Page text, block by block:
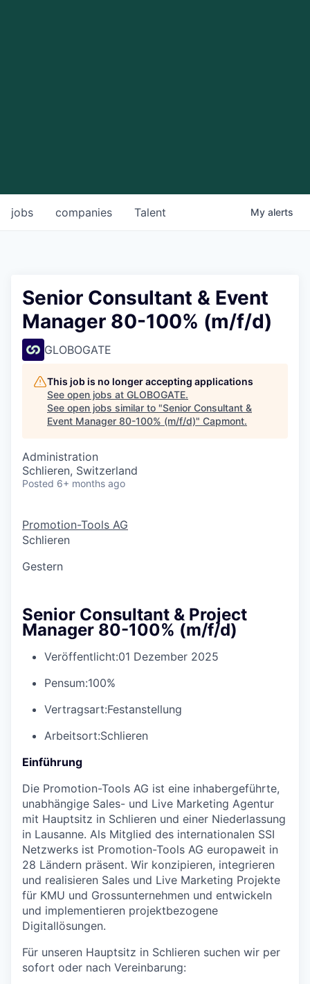
jobs companies Talent My alerts
Senior Consultant & Event
Manager 80-100% (m/f/d)
GLOBOGATE
This job is no longer accepting applications
See open jobs at GLOBOGATE.
See open jobs similar to "Senior Consultant &
Event Manager 80-100% (m/f/d)" Capmont.
Administration
Schlieren, Switzerland
Posted 6+ months ago
Promotion-Tools AG
Schlieren
Gestern
Senior Consultant & Project
Manager 80-100% (m/f/d)
Veröffentlicht:01 Dezember 2025
Pensum:100%
Vertragsart:Festanstellung
Arbeitsort:Schlieren
Einführung
Die Promotion-Tools AG ist eine inhabergeführte,
unabhängige Sales- und Live Marketing Agentur
mit Hauptsitz in Schlieren und einer Niederlassung
in Lausanne. Als Mitglied des internationalen SSI
Netzwerks ist Promotion-Tools AG europaweit in
28 Ländern präsent. Wir konzipieren, integrieren
und realisieren Sales und Live Marketing Projekte
für KMU und Grossunternehmen und entwickeln
und implementieren projektbezogene
Digitallösungen.
Für unseren Hauptsitz in Schlieren suchen wir per
sofort oder nach Vereinbarung: